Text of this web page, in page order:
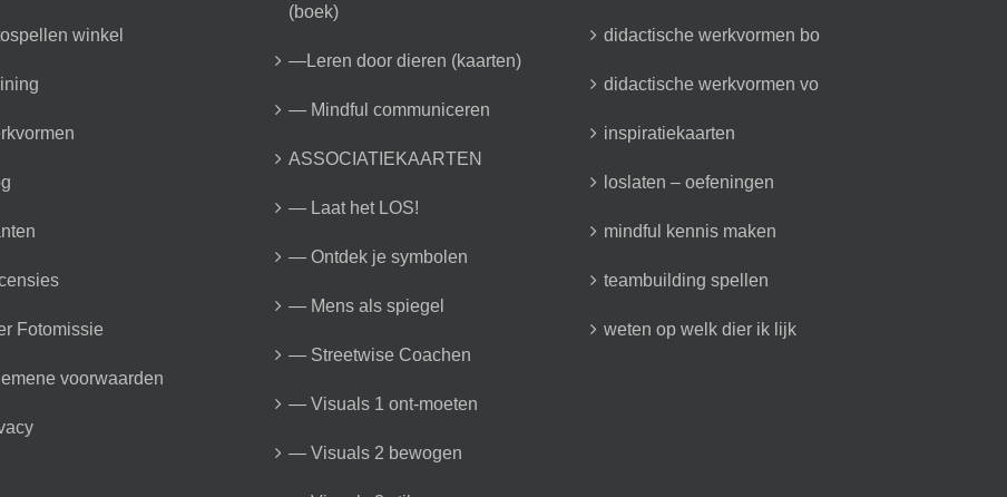
winkel
Fotomissie
voorwaarden
(boek)
—Leren door dieren (kaarten)
— Mindful communiceren
ASSOCIATIEKAARTEN
— Laat het LOS!
— Ontdek je symbolen
— Mens als spiegel
— Streetwise Coachen
— Visuals 1 ont-moeten
— Visuals 2 bewogen
didactische werkvormen bo
didactische werkvormen vo
inspiratiekaarten
loslaten – oefeningen
mindful kennis maken
teambuilding spellen
weten op welk dier ik lijk